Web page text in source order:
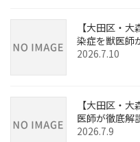
【大田区・
染症を獣医師
2026.7.10
【大田区・
医師が徹底解
2026.7.9